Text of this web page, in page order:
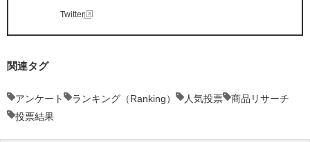
Twitter
関連タグ
アンケート ランキング（Ranking） 人気投票
商品リサーチ
投票結果